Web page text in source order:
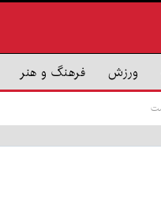
ورزش فرهنگ و هنر